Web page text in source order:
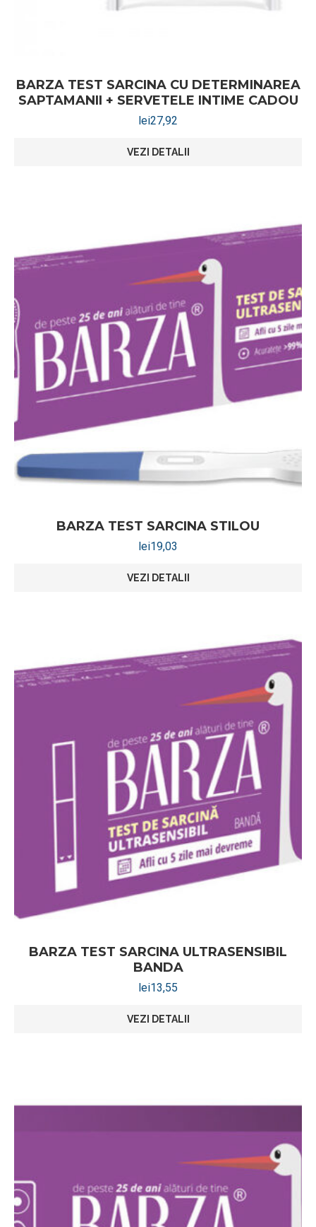
BARZA TEST SARCINA CU DETERMINAREA
SAPTAMANII + SERVETELE INTIME CADOU
lei27,92
VEZI DETALII
BARZA TEST SARCINA STILOU
lei19,03
VEZI DETALII
BARZA TEST SARCINA ULTRASENSIBIL
BANDA
lei13,55
VEZI DETALII